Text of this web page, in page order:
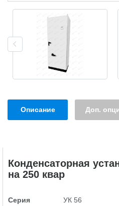
Описание Доп.
Конденсаторная
на 250 квар
Серия
УК 56